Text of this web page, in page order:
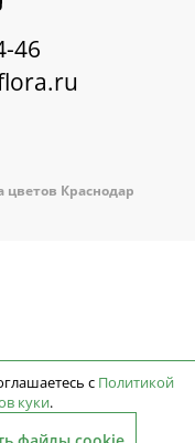
с Политикой
куки.
46
цветов Краснодар